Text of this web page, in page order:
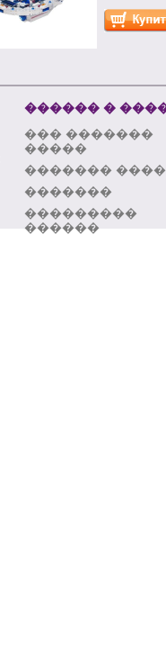
������ �
��� �������
�����
�������
�������
���������
������